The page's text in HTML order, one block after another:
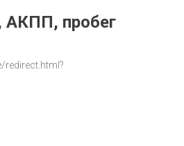
АКПП, пробег